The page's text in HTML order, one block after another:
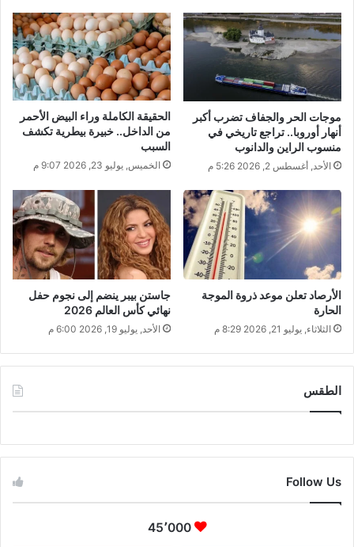
موجات الحر والجفاف تضرب أكبر
أنهار أوروبا.. تراجع تاريخي في
منسوب الراين والدانوب
الأحد, أغسطس 2, 2026 5:26 م
الحقيقة الكاملة وراء البيض الأحمر
من الداخل.. خبيرة بيطرية تكشف
السبب
الخميس, يوليو 23, 2026 9:07 م
الأرصاد تعلن موعد ذروة الموجة
الحارة
الثلاثاء, يوليو 21, 2026 8:29 م
جاستن بيبر ينضم إلى نجوم حفل
نهائي كأس العالم 2026
الأحد, يوليو 19, 2026 6:00 م
الطقس
Follow Us
45٬000